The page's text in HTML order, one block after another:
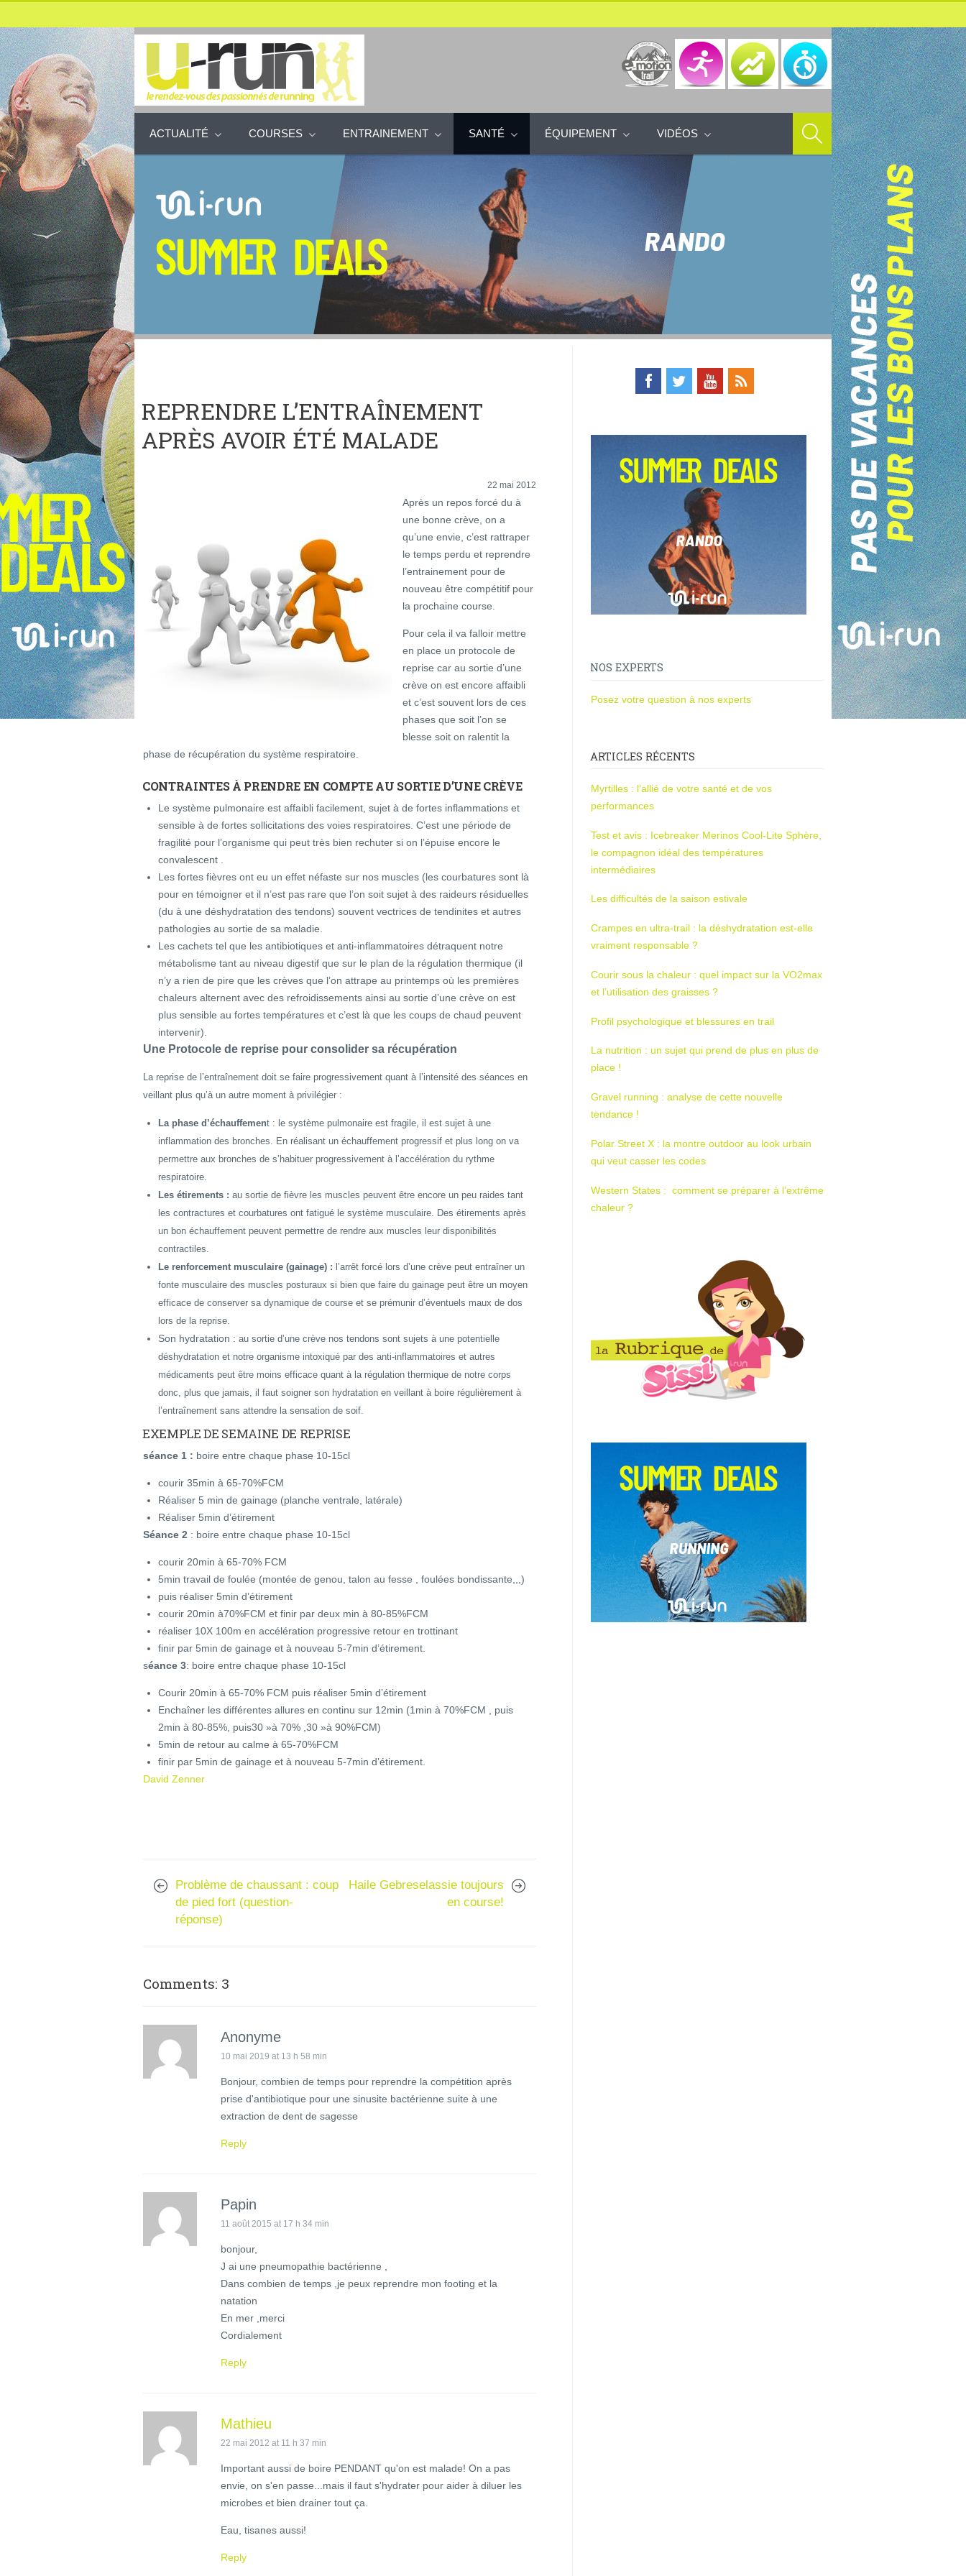
ACTUALITÉ COURSES ENTRAINEMENT SANTÉ ÉQUIPEMENT VIDÉOS
REPRENDRE L’ENTRAÎNEMENT
APRÈS AVOIR ÉTÉ MALADE
22 mai 2012
Après un repos forcé du à
une bonne crève, on a
qu’une envie, c’est rattraper
le temps perdu et reprendre
l’entrainement pour de
nouveau être compétitif pour
la prochaine course.
Pour cela il va falloir mettre
en place un protocole de
reprise car au sortie d’une
crève on est encore affaibli
et c’est souvent lors de ces
phases que soit l’on se
blesse soit on ralentit la
phase de récupération du système respiratoire.
CONTRAINTES À PRENDRE EN COMPTE AU SORTIE D’UNE CRÈVE
Le système pulmonaire est affaibli facilement, sujet à de fortes inflammations et
sensible à de fortes sollicitations des voies respiratoires. C’est une période de
fragilité pour l’organisme qui peut très bien rechuter si on l’épuise encore le
convalescent .
Les fortes fièvres ont eu un effet néfaste sur nos muscles (les courbatures sont là
pour en témoigner et il n’est pas rare que l’on soit sujet à des raideurs résiduelles
(du à une déshydratation des tendons) souvent vectrices de tendinites et autres
pathologies au sortie de sa maladie.
Les cachets tel que les antibiotiques et anti-inflammatoires détraquent notre
métabolisme tant au niveau digestif que sur le plan de la régulation thermique (il
n’y a rien de pire que les crèves que l’on attrape au printemps où les premières
chaleurs alternent avec des refroidissements ainsi au sortie d’une crève on est
plus sensible au fortes températures et c’est là que les coups de chaud peuvent
intervenir).
Une Protocole de reprise pour consolider sa récupération
La reprise de l’entraînement doit se faire progressivement quant à l’intensité des séances en
veillant plus qu’à un autre moment à privilégier :
La phase d’échauffement : le système pulmonaire est fragile, il est sujet à une
inflammation des bronches. En réalisant un échauffement progressif et plus long on va
permettre aux bronches de s’habituer progressivement à l’accélération du rythme
respiratoire.
Les étirements : au sortie de fièvre les muscles peuvent être encore un peu raides tant
les contractures et courbatures ont fatigué le système musculaire. Des étirements après
un bon échauffement peuvent permettre de rendre aux muscles leur disponibilités
contractiles.
Le renforcement musculaire (gainage) : l’arrêt forcé lors d’une crève peut entraîner un
fonte musculaire des muscles posturaux si bien que faire du gainage peut être un moyen
efficace de conserver sa dynamique de course et se prémunir d’éventuels maux de dos
lors de la reprise.
Son hydratation : au sortie d’une crève nos tendons sont sujets à une potentielle
déshydratation et notre organisme intoxiqué par des anti-inflammatoires et autres
médicaments peut être moins efficace quant à la régulation thermique de notre corps
donc, plus que jamais, il faut soigner son hydratation en veillant à boire régulièrement à
l’entraînement sans attendre la sensation de soif.
EXEMPLE DE SEMAINE DE REPRISE
séance 1 : boire entre chaque phase 10-15cl
courir 35min à 65-70%FCM
Réaliser 5 min de gainage (planche ventrale, latérale)
Réaliser 5min d’étirement
Séance 2 : boire entre chaque phase 10-15cl
courir 20min à 65-70% FCM
5min travail de foulée (montée de genou, talon au fesse , foulées bondissante,,,)
puis réaliser 5min d’étirement
courir 20min à70%FCM et finir par deux min à 80-85%FCM
réaliser 10X 100m en accélération progressive retour en trottinant
finir par 5min de gainage et à nouveau 5-7min d’étirement.
séance 3: boire entre chaque phase 10-15cl
Courir 20min à 65-70% FCM puis réaliser 5min d’étirement
Enchaîner les différentes allures en continu sur 12min (1min à 70%FCM , puis
2min à 80-85%, puis30 »à 70% ,30 »à 90%FCM)
5min de retour au calme à 65-70%FCM
finir par 5min de gainage et à nouveau 5-7min d’étirement.
David Zenner
Problème de chaussant : coup
de pied fort (question-
réponse)
Haile Gebreselassie toujours
en course!
Comments: 3
Anonyme
10 mai 2019 at 13 h 58 min
Bonjour, combien de temps pour reprendre la compétition après
prise d'antibiotique pour une sinusite bactérienne suite à une
extraction de dent de sagesse
Reply
Papin
11 août 2015 at 17 h 34 min
bonjour,
J ai une pneumopathie bactérienne ,
Dans combien de temps ,je peux reprendre mon footing et la
natation
En mer ,merci
Cordialement
Reply
Mathieu
22 mai 2012 at 11 h 37 min
Important aussi de boire PENDANT qu'on est malade! On a pas
envie, on s'en passe...mais il faut s'hydrater pour aider à diluer les
microbes et bien drainer tout ça.
Eau, tisanes aussi!
Reply
NOS EXPERTS
Posez votre question à nos experts
ARTICLES RÉCENTS
Myrtilles : l’allié de votre santé et de vos
performances
Test et avis : Icebreaker Merinos Cool-Lite Sphère,
le compagnon idéal des températures
intermédiaires
Les difficultés de la saison estivale
Crampes en ultra-trail : la déshydratation est-elle
vraiment responsable ?
Courir sous la chaleur : quel impact sur la VO2max
et l’utilisation des graisses ?
Profil psychologique et blessures en trail
La nutrition : un sujet qui prend de plus en plus de
place !
Gravel running : analyse de cette nouvelle
tendance !
Polar Street X : la montre outdoor au look urbain
qui veut casser les codes
Western States : comment se préparer à l’extrême
chaleur ?